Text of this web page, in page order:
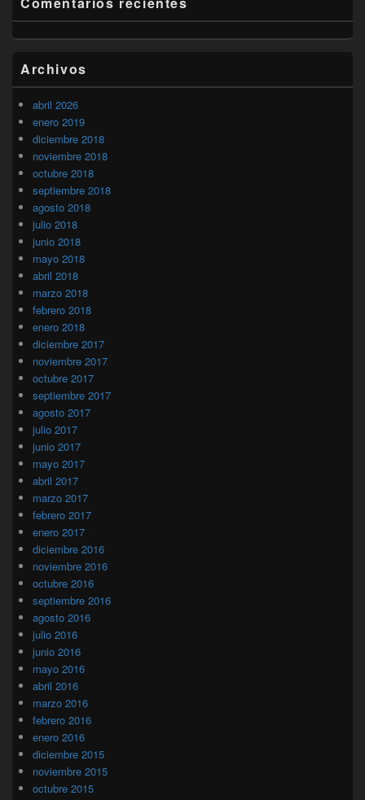
Archivos
abril 2026
enero 2019
diciembre 2018
noviembre 2018
octubre 2018
septiembre 2018
agosto 2018
julio 2018
junio 2018
mayo 2018
abril 2018
marzo 2018
febrero 2018
enero 2018
diciembre 2017
noviembre 2017
octubre 2017
septiembre 2017
agosto 2017
julio 2017
junio 2017
mayo 2017
abril 2017
marzo 2017
febrero 2017
enero 2017
diciembre 2016
noviembre 2016
octubre 2016
septiembre 2016
agosto 2016
julio 2016
junio 2016
mayo 2016
abril 2016
marzo 2016
febrero 2016
enero 2016
diciembre 2015
noviembre 2015
octubre 2015